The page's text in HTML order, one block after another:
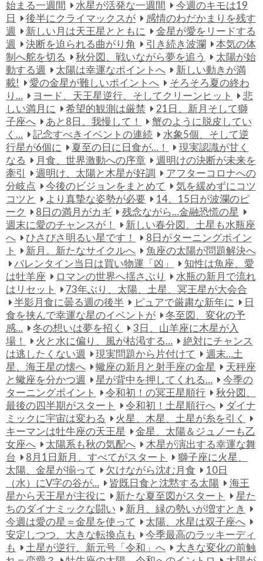
始まる一週間
水星が活発な一週間
今週のキモは19
日
後半にクライマックスが
感情のわだかまりを残す
週
新しい月は天王星とともに
金星が愛をリードする
週
決断を迫られる曲がり角 引き続き波瀾
本気の体
制へ舵を切る
秋分図、戦いながら夢を追う
太陽が始
動する週
太陽は幸運なポイントへ
新しい動きが満
載!
愛の金星が難しいポイントへ
そろそろ夏の終わ
り…
ヨード、天王星逆行、そしてクリーンヒット
悲
しい満月に
希望的観測は厳禁
21日、新月そして獅
子座へ
あと8日、我慢して！
蟹のように脱皮してい
く…
記念すべきイベントの連続
水象5個、そして逆
行星が6個に
夏至の日に日食が…！
現実認識が甘く
なる
月食、世界激動への序章
週明けの決断が未来を
牽引
週明け、太陽と木星が好調
アフターコロナへの
分岐点
今後のビジョンをまとめて
気を緩めずにコツ
コツと
より真摯な姿勢が必要
14、15日が波瀾のピ
ーク
8日の満月がカギ
残念ながら…金融恐慌の星
週末に愛のチャンスが！
新しい春分図、土星も水瓶座
へ
ひさびさ明るい星です！
8日がターニングポイン
ト
新月。新たなサイクルへ
魚座の太陽が問題解決へ
バレンタイン当日は買い物運「凶」
知性は魚座、愛
は牡羊座
ロマンの世界へ揺さぶり
水瓶の新月で流れ
はリセット
73年ぶり、太陽、土星、冥王星が大会合
半影月食に曇る週の後半
ピュアで厳粛な新年に
日
食を挟んで幸運な星のイベントが
冬至図、変化の予
感…
冬の想いは夢を招く
3日、山羊座に木星が入
場！
火と水に偏り、風が枯渇する…
絶対にチャンス
は逃したくない週
現実問題から片付けて
週末…土
星、海王星の懐へ
蠍座の新月と射手座の金星
天秤座
と蠍座を分かつ週
星が背中を押してくれる…
今季の
ターニングポイント
令和初！の冥王星順行
秋分図、
最後の四半期がスタート
令和初！土星順行へ
ダイナ
ミックに宇宙は変わる
火星、木星、土星が糸を引く
キーマンは牡牛座の天王星
金星、太陽＆ジュノーも乙
女座へ
太陽系も秋の気配へ
木星が演出する幸運な舞
台
8月1日新月、すべてがスタート
獅子座に火星、
太陽、金星が揃って
欠けながら沈む月食
10日
（水）にV字の谷が…
皆既日食と沈黙する太陽
海王
星から天王星が主役に
新たな夏至図がスタート
星た
ちのダイナミックな闘い
新月、緑の勢いが増すとき
今週は愛の星＝金星を使って
太陽、水星は双子座へ
安定しつつ、大きな転換点も
今季最高のラッキーディ
も
土星が逆行、新元号「令和」へ
大きな変化の前触